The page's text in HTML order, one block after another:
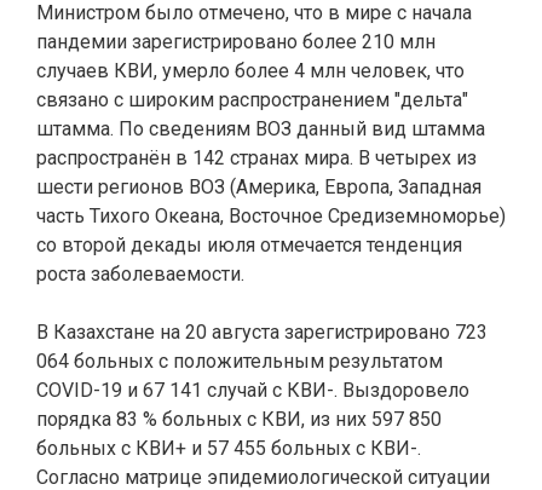
Министром было отмечено, что в мире с начала
пандемии зарегистрировано более 210 млн
случаев КВИ, умерло более 4 млн человек, что
связано с широким распространением "дельта"
штамма. По сведениям ВОЗ данный вид штамма
распространён в 142 странах мира. В четырех из
шести регионов ВОЗ (Америка, Европа, Западная
часть Тихого Океана, Восточное Средиземноморье)
со второй декады июля отмечается тенденция
роста заболеваемости.
В Казахстане на 20 августа зарегистрировано 723
064 больных с положительным результатом
COVID-19 и 67 141 случай с КВИ-. Выздоровело
порядка 83 % больных с КВИ, из них 597 850
больных с КВИ+ и 57 455 больных с КВИ-.
Согласно матрице эпидемиологической ситуации